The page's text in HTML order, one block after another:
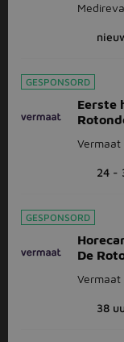
Medireva
GESPONSORD
Eerste
Vermaat
24 -
GESPONSORD
De
Vermaat
38